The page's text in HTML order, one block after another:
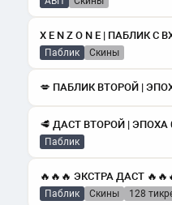
Паблик скины
💋 ПАБЛИК ВТОРОЙ |
🥩 ДАСТ ВТОРОЙ | ЭПОХА
Паблик
Паблик скины 128